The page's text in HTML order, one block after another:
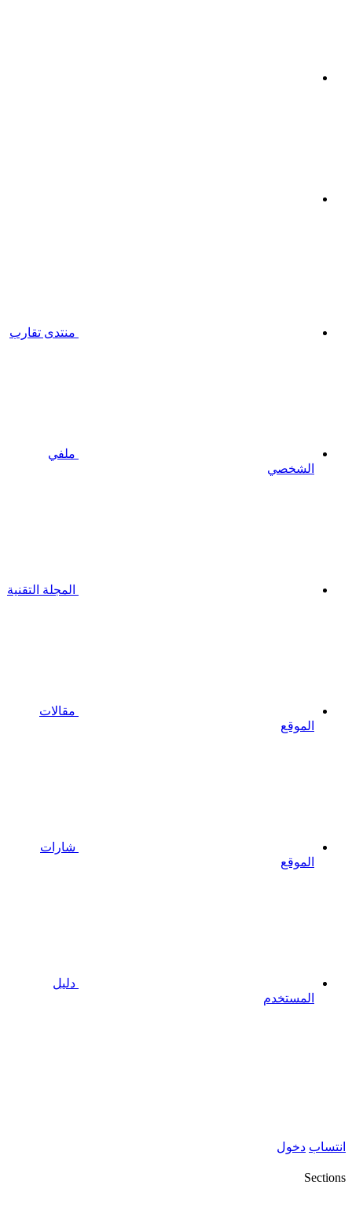
منتدى تقارب
ملفي
الشخصي
المجلة التقنية
مقالات
الموقع
شارات
الموقع
دليل
المستخدم
انتساب دخول
Sections